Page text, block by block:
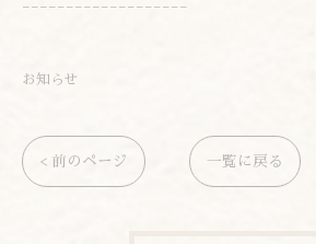
-------------------
お知らせ
< 前のページ 一覧に戻る